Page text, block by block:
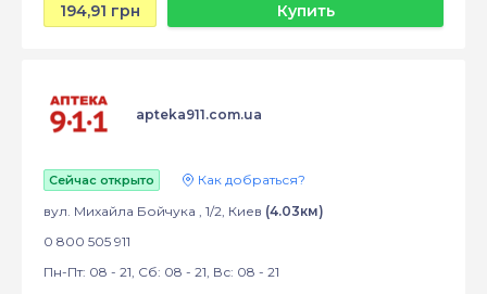
194,91 грн Купить
apteka911.com.ua
Сейчас открыто
Как добраться?
вул. Михайла Бойчука , 1/2, Киев (4.03км)
0 800 505 911
Пн-Пт: 08 - 21, Сб: 08 - 21, Вс: 08 - 21